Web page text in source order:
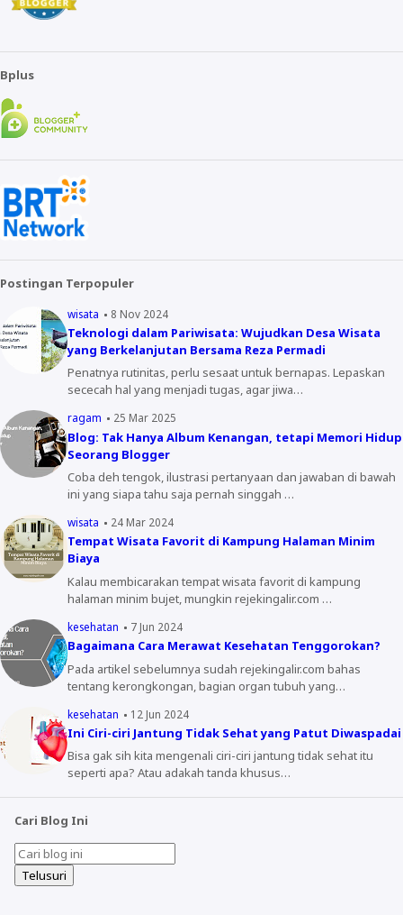
Bplus
Postingan Terpopuler
wisata 8 Nov 2024
Teknologi dalam Pariwisata: Wujudkan Desa Wisata
yang Berkelanjutan Bersama Reza Permadi
Penatnya rutinitas, perlu sesaat untuk bernapas. Lepaskan
sececah hal yang menjadi tugas, agar jiwa…
ragam 25 Mar 2025
Blog: Tak Hanya Album Kenangan, tetapi Memori Hidup
Seorang Blogger
Coba deh tengok, ilustrasi pertanyaan dan jawaban di bawah
ini yang siapa tahu saja pernah singgah …
wisata 24 Mar 2024
Tempat Wisata Favorit di Kampung Halaman Minim
Biaya
Kalau membicarakan tempat wisata favorit di kampung
halaman minim bujet, mungkin rejekingalir.com …
kesehatan 7 Jun 2024
Bagaimana Cara Merawat Kesehatan Tenggorokan?
Pada artikel sebelumnya sudah rejekingalir.com bahas
tentang kerongkongan, bagian organ tubuh yang…
kesehatan 12 Jun 2024
Ini Ciri-ciri Jantung Tidak Sehat yang Patut Diwaspadai
Bisa gak sih kita mengenali ciri-ciri jantung tidak sehat itu
seperti apa? Atau adakah tanda khusus…
Cari Blog Ini